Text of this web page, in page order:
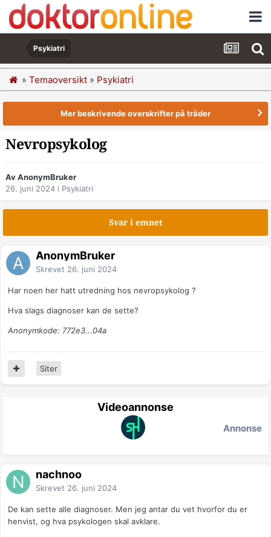
Psykiatri
» Temaoversikt » Psykiatri
Mer beskrivende overskrifter på tråder
Nevropsykolog
Av AnonymBruker
26. juni 2024 i Psykiatri
Svar i emnet
AnonymBruker
Skrevet 26. juni 2024
Har noen her hatt utredning hos nevropsykolog ?
Hva slags diagnoser kan de sette?
Anonymkode: 772e3...04a
Siter
Videoannonse
Annonse
nachnoo
Skrevet 26. juni 2024
De kan sette alle diagnoser. Men jeg antar du vet hvorfor du er
henvist, og hva psykologen skal avklare.